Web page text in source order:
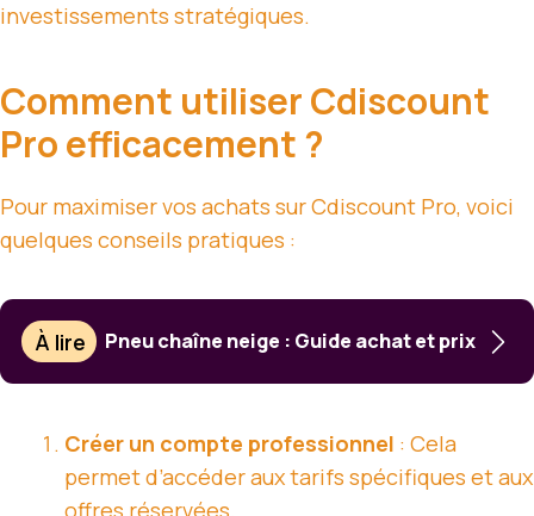
investissements stratégiques.
Comment utiliser Cdiscount
Pro efficacement ?
Pour maximiser vos achats sur Cdiscount Pro, voici
quelques conseils pratiques :
À lire Pneu chaîne neige : Guide achat et prix
Créer un compte professionnel : Cela
permet d’accéder aux tarifs spécifiques et aux